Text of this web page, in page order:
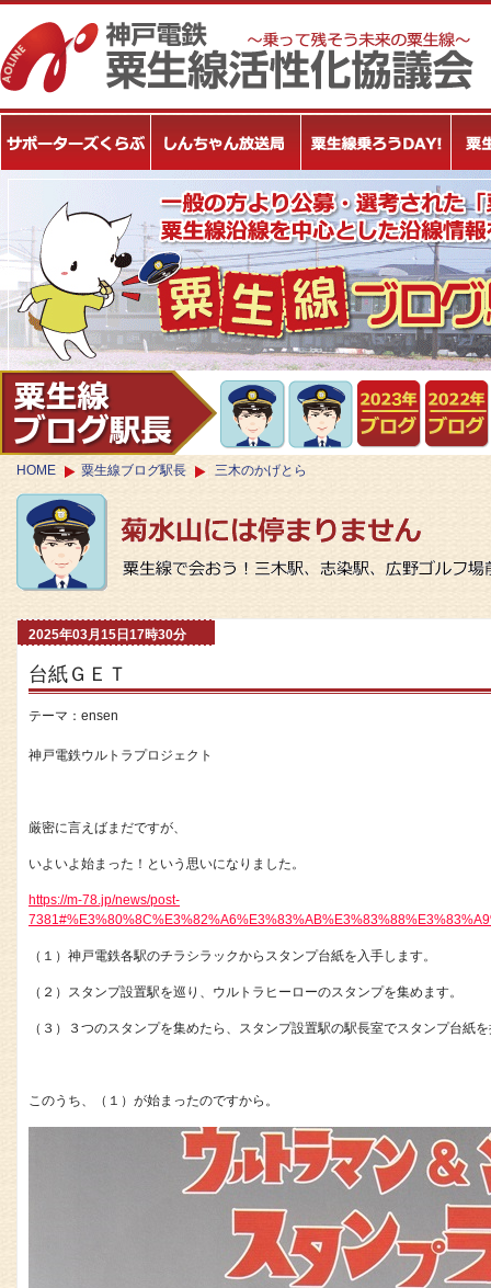
HOME 粟生線ブログ駅長 三木のかげとら
2025年03月15日17時30分
台紙ＧＥＴ
テーマ： ensen
神戸電鉄ウルトラプロジェクト
厳密に言えばまだですが、
いよいよ始まった！という思いになりました。
https://m-78.jp/news/post-
（１）神戸電鉄各駅のチラシラックからスタンプ台紙を入手します。
（２）スタンプ設置駅を巡り、ウルトラヒーローのスタンプを集めます。
（３）３つのスタンプを集めたら、スタンプ設置駅の駅長室でスタンプ台紙
このうち、（１）が始まったのですから。